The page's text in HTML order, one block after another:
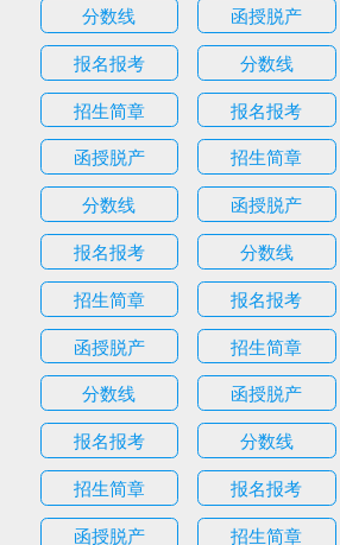
分数线
函授脱产
报名报考
分数线
招生简章
报名报考
函授脱产
招生简章
分数线
函授脱产
报名报考
分数线
招生简章
报名报考
函授脱产
招生简章
分数线
函授脱产
报名报考
分数线
招生简章
报名报考
函授脱产
招生简章